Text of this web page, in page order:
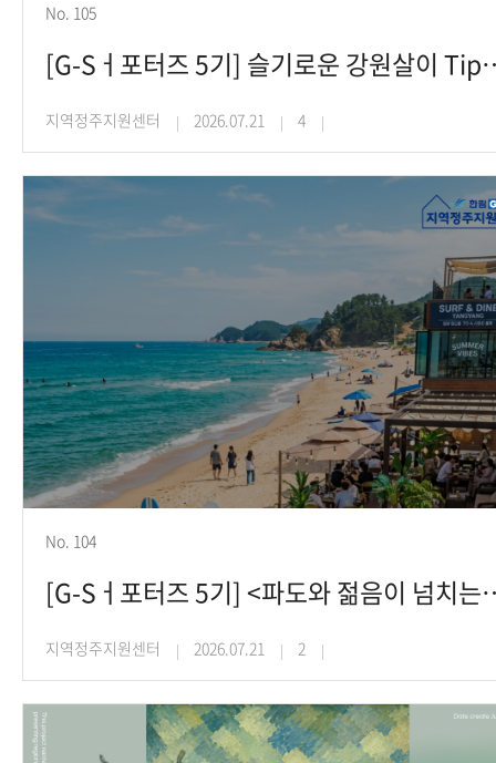
No. 105
[G-Sㅓ포터즈 5기]
지역정주지원센터 2026.07.21 4
No. 104
[G-Sㅓ포터즈 5기] <
지역정주지원센터 2026.07.21 2